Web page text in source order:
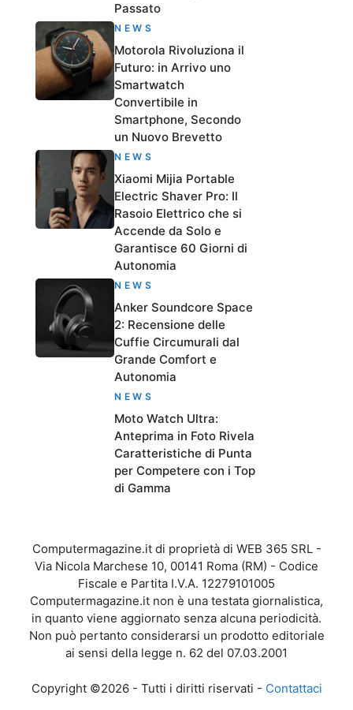
Passato
NEWS
Motorola Rivoluziona il
Futuro: in Arrivo uno
Smartwatch
Convertibile in
Smartphone, Secondo
un Nuovo Brevetto
NEWS
Xiaomi Mijia Portable
Electric Shaver Pro: Il
Rasoio Elettrico che si
Accende da Solo e
Garantisce 60 Giorni di
Autonomia
NEWS
Anker Soundcore Space
2: Recensione delle
Cuffie Circumurali dal
Grande Comfort e
Autonomia
NEWS
Moto Watch Ultra:
Anteprima in Foto Rivela
Caratteristiche di Punta
per Competere con i Top
di Gamma
Computermagazine.it di proprietà di WEB 365 SRL -
Via Nicola Marchese 10, 00141 Roma (RM) - Codice
Fiscale e Partita I.V.A. 12279101005
Computermagazine.it non è una testata giornalistica,
in quanto viene aggiornato senza alcuna periodicità.
Non può pertanto considerarsi un prodotto editoriale
ai sensi della legge n. 62 del 07.03.2001
Copyright ©2026 - Tutti i diritti riservati - Contattaci